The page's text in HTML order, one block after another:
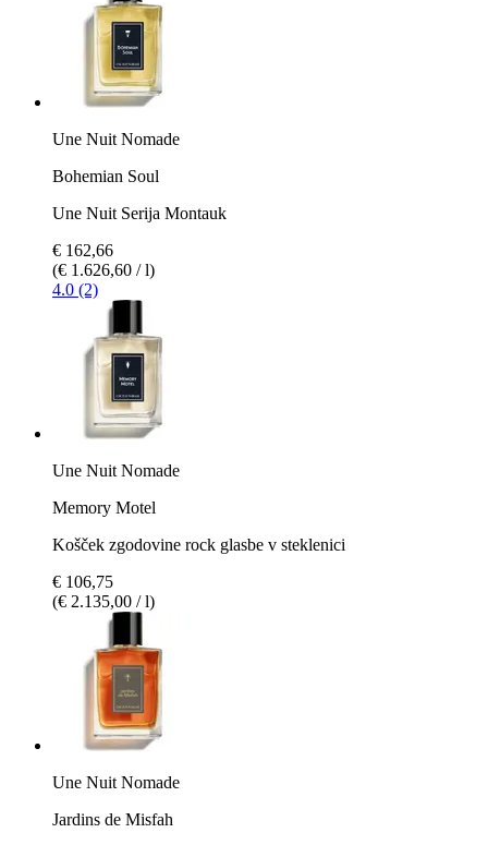
Une Nuit Nomade
Bohemian Soul
Une Nuit Serija Montauk
€ 162,66
(€ 1.626,60 / l)
4.0 (2)
Une Nuit Nomade
Memory Motel
Košček zgodovine rock glasbe v steklenici
€ 106,75
(€ 2.135,00 / l)
Une Nuit Nomade
Jardins de Misfah